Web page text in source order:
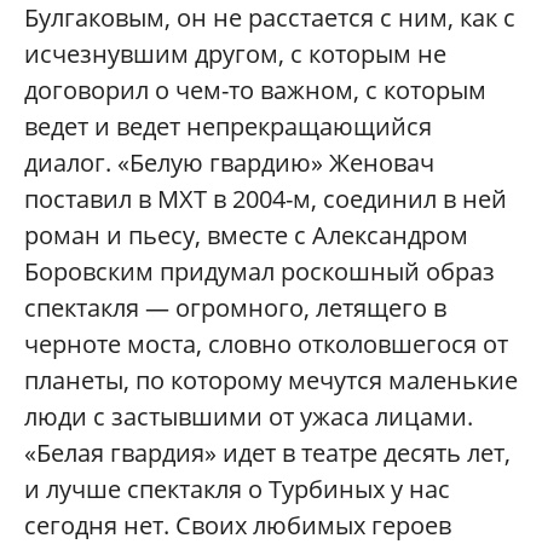
Булгаковым, он не расстается с ним, как с
исчезнувшим другом, с которым не
договорил о чем-то важном, с которым
ведет и ведет непрекращающийся
диалог. «Белую гвардию» Женовач
поставил в МХТ в 2004-м, соединил в ней
роман и пьесу, вместе с Александром
Боровским придумал роскошный образ
спектакля — огромного, летящего в
черноте моста, словно отколовшегося от
планеты, по которому мечутся маленькие
люди с застывшими от ужаса лицами.
«Белая гвардия» идет в театре десять лет,
и лучше спектакля о Турбиных у нас
сегодня нет. Своих любимых героев